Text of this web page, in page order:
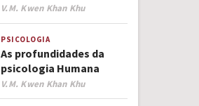
Author
V.M. Kwen Khan Khu
PSICOLOGIA
As profundidades da
psicologia Humana
Author
V.M. Kwen Khan Khu